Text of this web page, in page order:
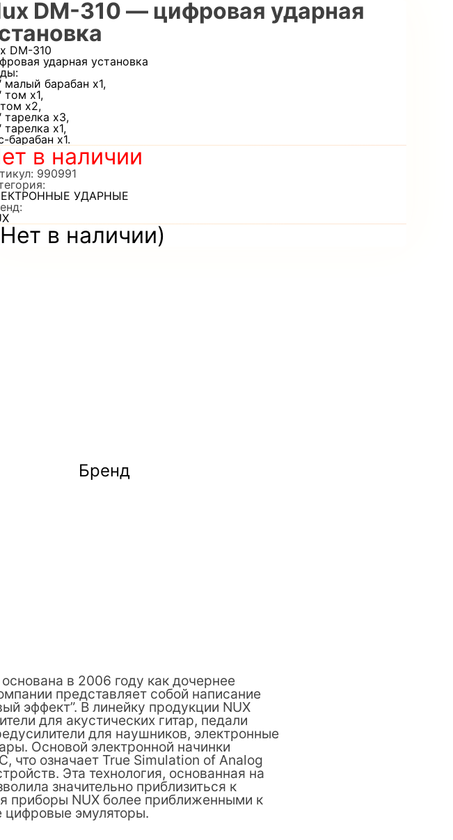
DM-310 — цифровая ударная
в наличии)
DM-310
ударная установка
малый барабан x1,
том x1,
x2,
тарелка x3,
тарелка x1,
барабан x1.
в наличии
990991
УДАРНЫЕ
Бренд
в 2006 году как дочернее
представляет собой написание
эффект”. В линейку продукции NUX
для акустических гитар, педали
для наушников, электронные
Основой электронной начинки
что означает True Simulation of Analog
Эта технология, основанная на
значительно приблизиться к
приборы NUX более приближенными к
цифровые эмуляторы.